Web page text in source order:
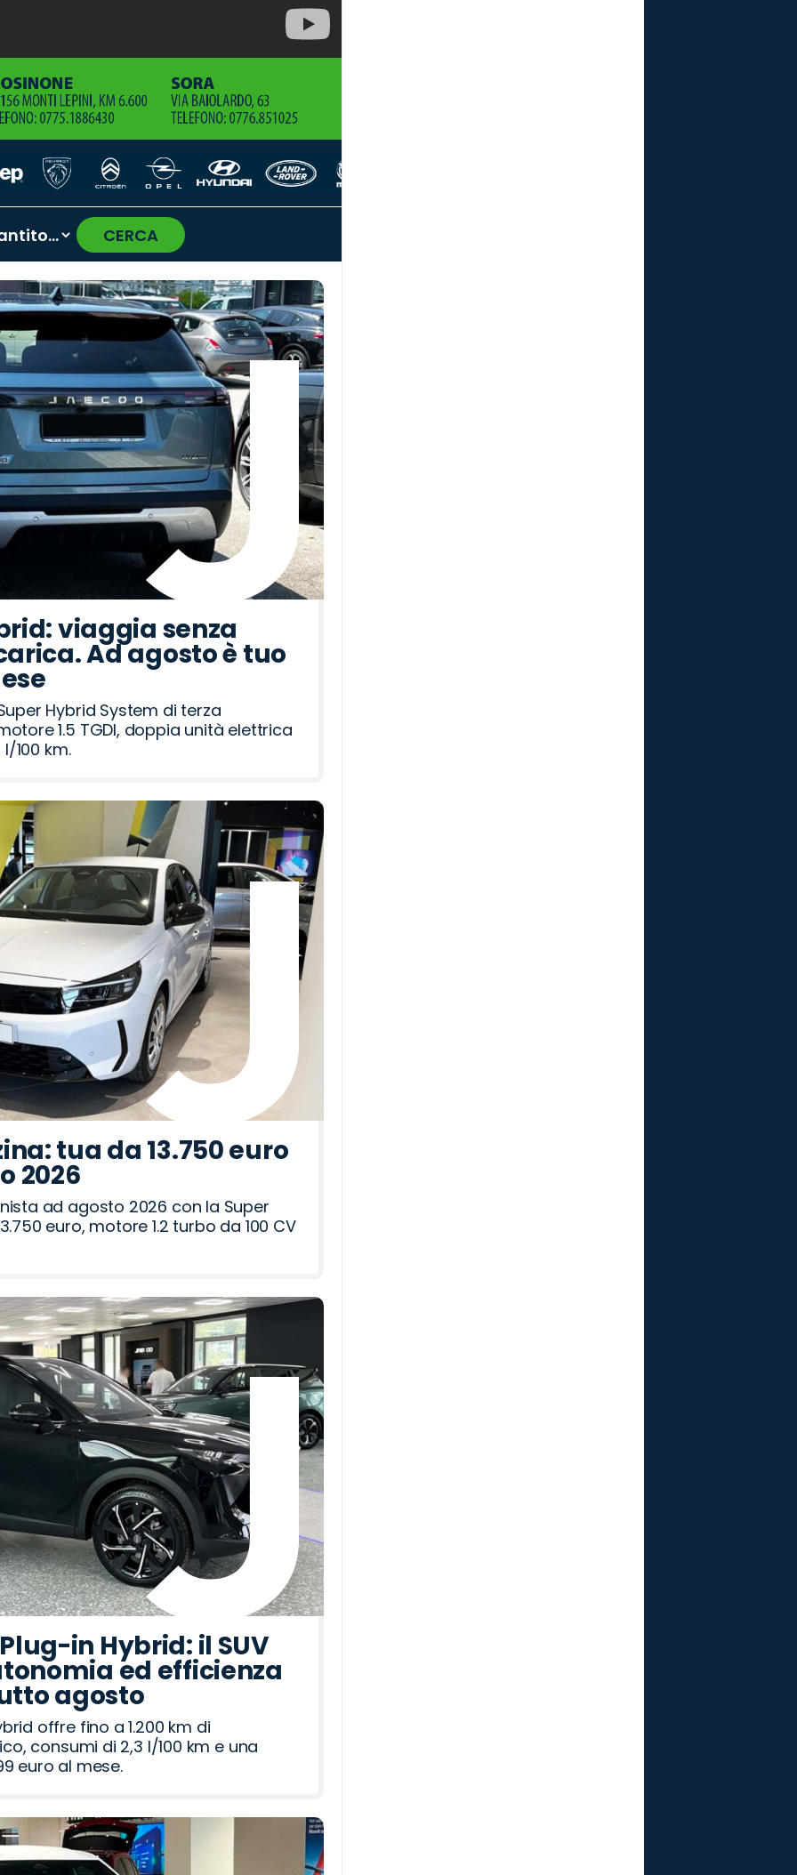
CERCA
›
viaggia senza
Ad agosto è tuo
Hybrid System di terza
1.5 TGDI, doppia unità elettrica
100 km.
tua da 13.750 euro
2026
ad agosto 2026 con la Super
euro, motore 1.2 turbo da 100 CV
in Hybrid: il SUV
ed efficienza
agosto
offre fino a 1.200 km di
consumi di 2,3 l/100 km e una
euro al mese.